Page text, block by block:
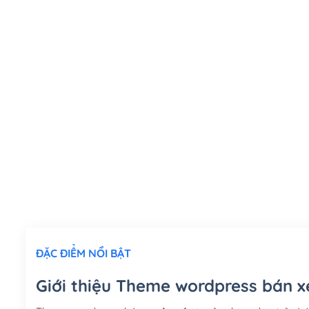
ĐẶC ĐIỂM NỔI BẬT
Giới thiệu Theme wordpress bán